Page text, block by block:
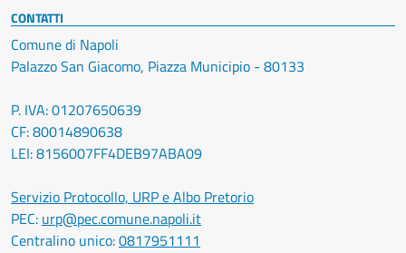
CONTATTI
Comune di Napoli
Palazzo San Giacomo, Piazza Municipio - 80133
P. IVA: 01207650639
CF: 80014890638
LEI: 8156007FF4DEB97ABA09
Servizio Protocollo, URP e Albo Pretorio
PEC: urp@pec.comune.napoli.it
Centralino unico:0817951111